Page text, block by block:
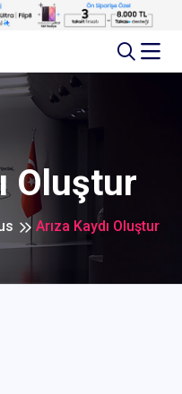
Oluştur
Arıza Kaydı Oluştur